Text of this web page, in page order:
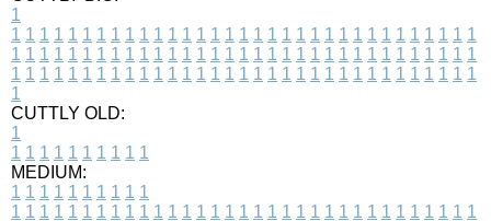
1
1 1 1 1 1 1 1 1 1 1 1 1 1 1 1 1 1 1 1 1 1 1 1 1 1 1 1 1 1 1 1 1 1
1 1 1 1 1 1 1 1 1 1 1 1 1 1 1 1 1 1 1 1 1 1 1 1 1 1 1 1 1 1 1 1 1
1 1 1 1 1 1 1 1 1 1 1 1 1 1 1 1 1 1 1 1 1 1 1 1 1 1 1 1 1 1 1 1 1
1
CUTTLY OLD:
1
1 1 1 1 1 1 1 1 1 1
MEDIUM:
1 1 1 1 1 1 1 1 1 1
1 1 1 1 1 1 1 1 1 1 1 1 1 1 1 1 1 1 1 1 1 1 1 1 1 1 1 1 1 1 1 1 1